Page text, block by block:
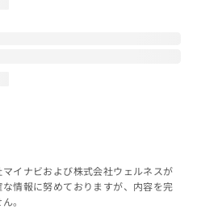
イナビおよび株式会社ウェルネスが
情報に努めておりますが、内容を完
。